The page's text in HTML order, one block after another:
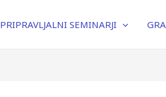
PRIPRAVLJALNI SEMINARJI